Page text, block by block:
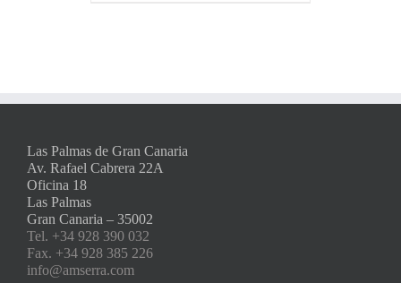
Las Palmas de Gran Canaria
Av. Rafael Cabrera 22A
Oficina 18
Las Palmas
Gran Canaria – 35002
Tel. +34 928 390 032
Fax. +34 928 385 226
info@amserra.com